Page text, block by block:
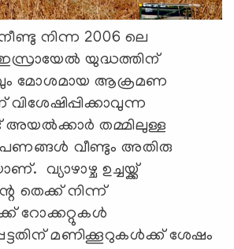
നിന്ന 2006 ലെ
യുദ്ധത്തിന്
മോശമായ ആക്രമണ
അയൽക്കാർ തമ്മിലുള്ള
വീണ്ടും അതിരു
വ്യാഴാഴ്ച ഉച്ചയ്ക്ക്
തെക്ക് നിന്ന്
റോക്കറ്റുകൾ
മണിക്കൂറുകൾക്ക് ശേഷം